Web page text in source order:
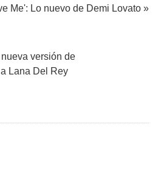
Me': Lo nuevo de Demi Lovato »
versión de
Lana Del Rey